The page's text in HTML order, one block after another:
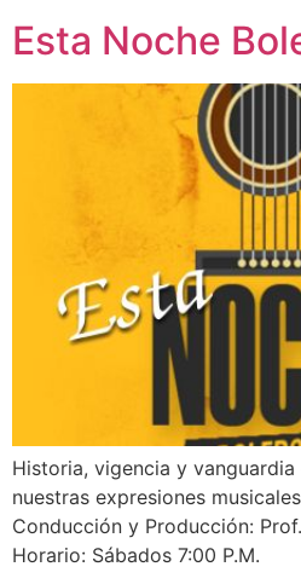
Esta Noche
Historia, vigencia y
nuestras expresiones
Conducción y Producción:
Horario: Sábados 7:00 P.M.